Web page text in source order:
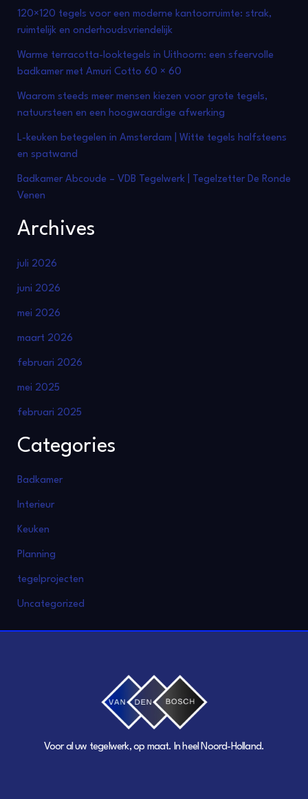
120×120 tegels voor een moderne kantoorruimte: strak,
ruimtelijk en onderhoudsvriendelijk
Warme terracotta-looktegels in Uithoorn: een sfeervolle
badkamer met Amuri Cotto 60 × 60
Waarom steeds meer mensen kiezen voor grote tegels,
natuursteen en een hoogwaardige afwerking
L-keuken betegelen in Amsterdam | Witte tegels halfsteens
en spatwand
Badkamer Abcoude – VDB Tegelwerk | Tegelzetter De Ronde
Venen
Archives
juli 2026
juni 2026
mei 2026
maart 2026
februari 2026
mei 2025
februari 2025
Categories
Badkamer
Interieur
Keuken
Planning
tegelprojecten
Uncategorized
Voor al uw tegelwerk, op maat. In heel Noord-Holland.